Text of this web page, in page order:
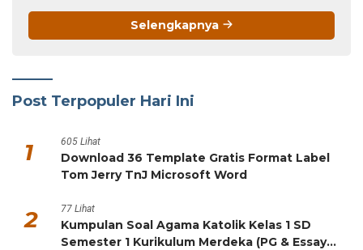
Selengkapnya
Post Terpopuler Hari Ini
1 605 Lihat
Download 36 Template Gratis Format Label
Tom Jerry TnJ Microsoft Word
2 77 Lihat
Kumpulan Soal Agama Katolik Kelas 1 SD
Semester 1 Kurikulum Merdeka (PG & Essay